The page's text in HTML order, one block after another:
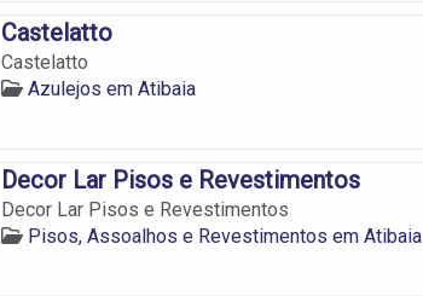
Castelatto
Castelatto
Azulejos em Atibaia
Decor Lar Pisos e Revestimentos
Decor Lar Pisos e Revestimentos
Pisos, Assoalhos e Revestimentos em Atibaia